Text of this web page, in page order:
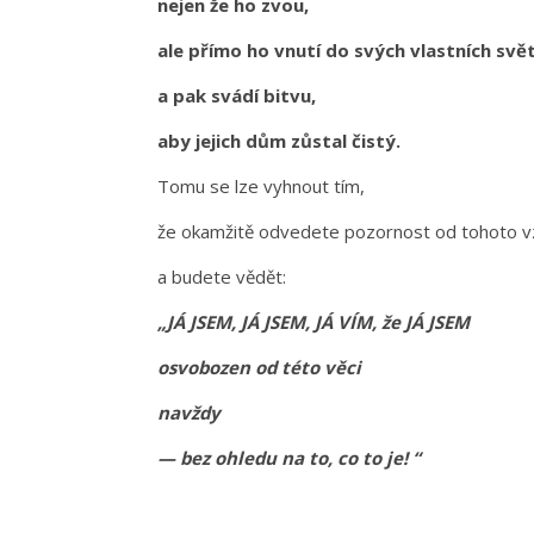
ale přímo ho vnutí do svých vlastních
a pak svádí bitvu,
aby jejich dům zůstal čistý.
Tomu se lze vyhnout tím,
že okamžitě odvedete pozornost od tohoto
a budete vědět:
„JÁ JSEM, JÁ JSEM, JÁ VÍM, že JÁ JSEM
osvobozen od této věci
navždy
— bez ohledu na to, co to je! “